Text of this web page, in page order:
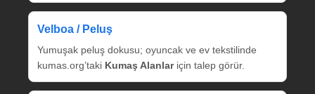
Velboa / Peluş
Yumuşak peluş dokusu; oyuncak ve ev tekstilinde
kumas.org’taki Kumaş Alanlariçin talep görür.